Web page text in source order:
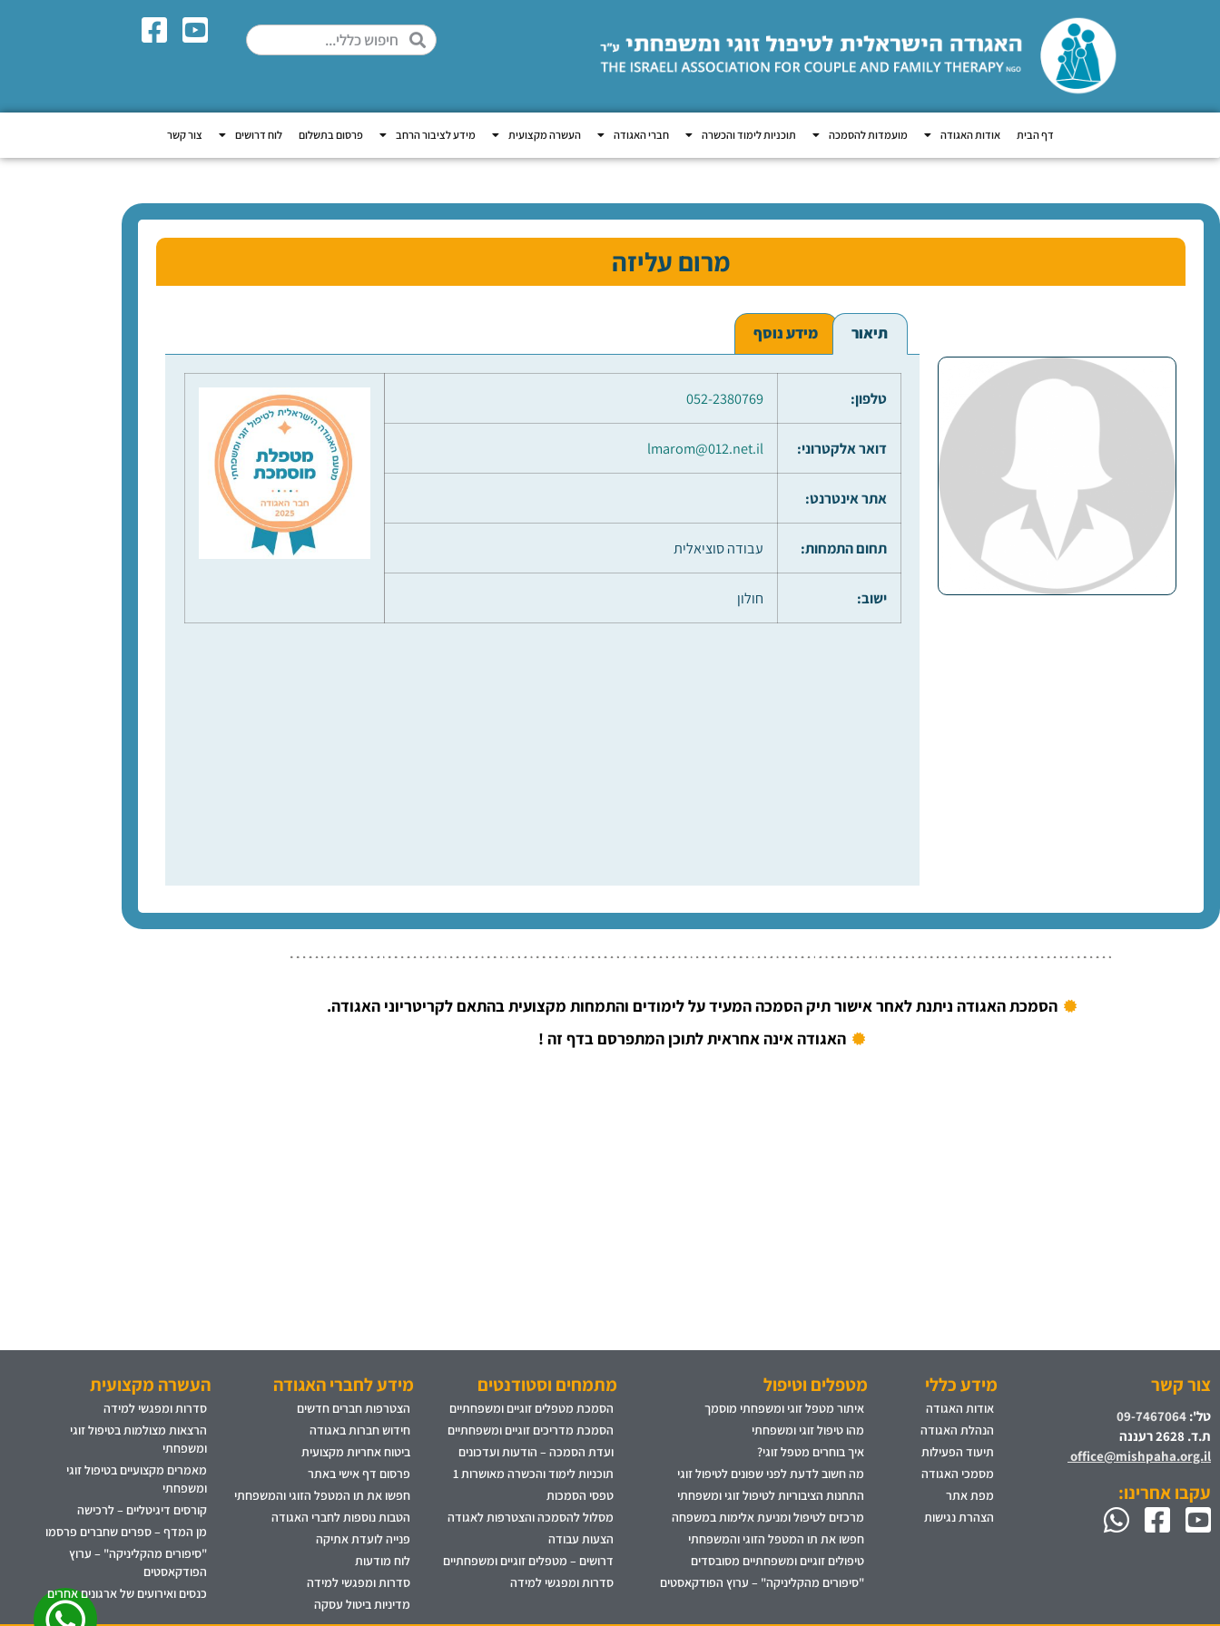
דף הבית אודות האגודה מועמדות להסמכה תוכניות לימוד והכשרה חברי האגודה העשרה מקצועית מידע לציבור הרחב פרסום בתשלום לוח דרושים צור קשר
מרום עליזה
תיאור מידע נוסף
טלפון: 052-2380769
דואר אלקטרוני: lmarom@012.net.il
אתר אינטרנט:
תחום התמחות: עבודה סוציאלית
ישוב: חולון
הסמכת האגודה ניתנת לאחר אישור תיק הסמכה המעיד על לימודים והתמחות מקצועית בהתאם לקריטריוני האגודה.
האגודה אינה אחראית לתוכן המתפרסם בדף זה !
צור קשר
טל': 09-7467064
ת.ד. 2628 רעננה
office@mishpaha.org.il
עקבו אחרינו:
מידע כללי
אודות האגודה
הנהלת האגודה
תיעוד הפעילות
מסמכי האגודה
מפת אתר
הצהרת נגישות
מטפלים וטיפול
איתור מטפל זוגי ומשפחתי מוסמך
מהו טיפול זוגי ומשפחתי
איך בוחרים מטפל זוגי?
מה חשוב לדעת לפני שפונים לטיפול זוגי
התחנות הציבוריות לטיפול זוגי ומשפחתי
מרכזים לטיפול ומניעת אלימות במשפחה
חפשו את תו המטפל הזוגי והמשפחתי
טיפולים זוגיים ומשפחתיים מסובסדים
"סיפורים מהקליניקה" – ערוץ הפודקאסטים
מתמחים וסטודנטים
הסמכת מטפלים זוגיים ומשפחתיים
הסמכת מדריכים זוגיים ומשפחתיים
ועדת הסמכה – הודעות ועדכונים
תוכניות לימוד והכשרה מאושרות 1
טפסי הסמכות
מסלול להסמכה והצטרפות לאגודה
הצעות עבודה
דרושים – מטפלים זוגיים ומשפחתיים
סדרות ומפגשי למידה
מידע לחברי האגודה
הצטרפות חברים חדשים
חידוש חברות באגודה
ביטוח אחריות מקצועית
פרסום דף אישי באתר
חפשו את תו המטפל הזוגי והמשפחתי
הטבות נוספות לחברי האגודה
פנייה לועדת אתיקה
לוח מודעות
סדרות ומפגשי למידה
מדיניות ביטול עסקה
העשרה מקצועית
סדרות ומפגשי למידה
הרצאות מצולמות בטיפול זוגי
ומשפחתי
מאמרים מקצועיים בטיפול זוגי
ומשפחתי
קורסים דיגיטליים – לרכישה
מן המדף – ספרים שחברים פרסמו
"סיפורים מהקליניקה" – ערוץ
הפודקאסטים
כנסים ואירועים של ארגונים אחרים